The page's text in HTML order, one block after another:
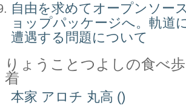
自由を求めてオープンソー
ョップパッケージへ。軌道
遭遇する問題について
りょうことつよしの食べ
着
本家 アロチ 丸高 ()